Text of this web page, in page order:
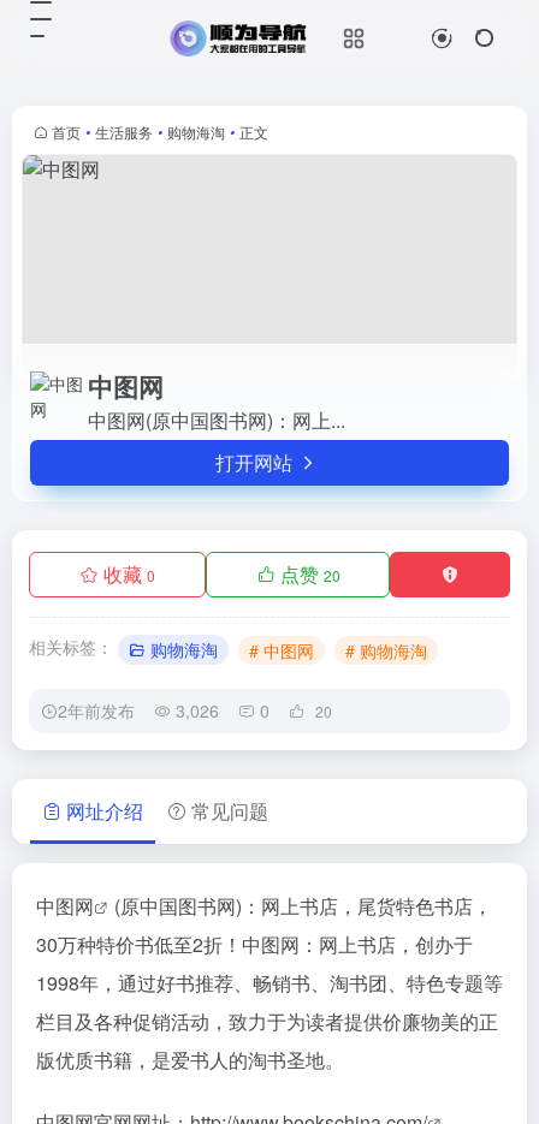
首页 • 生活服务 • 购物海淘 • 正文
中图网
中图网(原中国图书网)：网上...
打开网站
收藏 0 点赞 20
相关标签： 购物海淘 # 中图网 # 购物海淘
2年前发布 3,026 0 20
网址介绍 常见问题
中图网
(原中国图书网)：网上书店，尾货特色书店，
30万种特价书低至2折！中图网：网上书店，创办于
1998年，通过好书推荐、畅销书、淘书团、特色专题等
栏目及各种促销活动，致力于为读者提供价廉物美的正
版优质书籍，是爱书人的淘书圣地。